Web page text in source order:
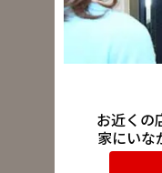
お近くの
家にいな